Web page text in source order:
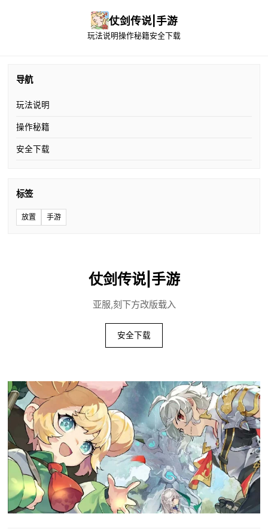
仗剑传说|手游
玩法说明操作秘籍安全下载
导航
玩法说明
操作秘籍
安全下载
标签
放置 手游
仗剑传说|手游
亚服,刻下方改版载入
安全下载